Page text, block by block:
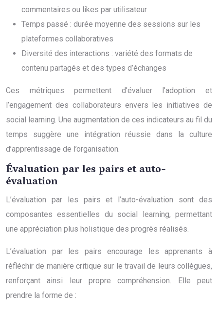
commentaires ou likes par utilisateur
Temps passé : durée moyenne des sessions sur les
plateformes collaboratives
Diversité des interactions : variété des formats de
contenu partagés et des types d’échanges
Ces métriques permettent d’évaluer l’adoption et
l’engagement des collaborateurs envers les initiatives de
social learning. Une augmentation de ces indicateurs au fil du
temps suggère une intégration réussie dans la culture
d’apprentissage de l’organisation.
Évaluation par les pairs et auto-
évaluation
L’évaluation par les pairs et l’auto-évaluation sont des
composantes essentielles du social learning, permettant
une appréciation plus holistique des progrès réalisés.
L’évaluation par les pairs encourage les apprenants à
réfléchir de manière critique sur le travail de leurs collègues,
renforçant ainsi leur propre compréhension. Elle peut
prendre la forme de :